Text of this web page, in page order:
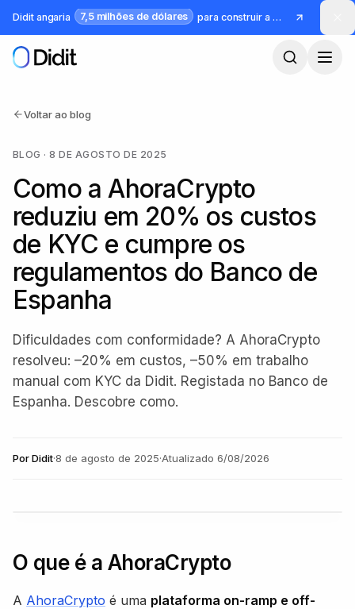
Saltar para o conteúdo principal
Didit angaria 7,5 milhões de dólares para construir a infraestrutura para identidade e fraude
Voltar ao blog
BLOG ·8 DE AGOSTO DE 2025
Como a AhoraCrypto
reduziu em 20% os custos
de KYC e cumpre os
regulamentos do Banco de
Espanha
Dificuldades com conformidade? A AhoraCrypto
resolveu: –20% em custos, –50% em trabalho
manual com KYC da Didit. Registada no Banco de
Espanha. Descobre como.
PorDidit·8 de agosto de 2025·Atualizado 6/08/2026
O que é a AhoraCrypto
A AhoraCrypto é uma plataforma on-ramp e off-